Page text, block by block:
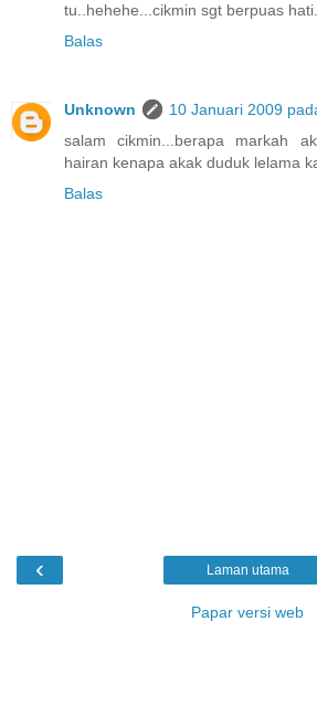
tu..hehehe...cikmin sgt berpuas
Balas
Unknown
10 Januari 2009
salam cikmin...berapa markah
hairan kenapa akak duduk lelama
Balas
‹ Laman utama
Papar versi web